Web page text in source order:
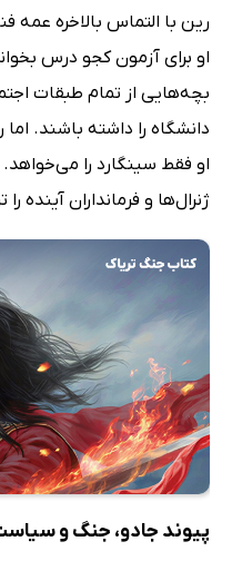
رین با التماس بالاخره عمه
او برای آزمون کجو درس
بچه‌هایی از تمام طبقات
دانشگاه را داشته باشند.
او فقط سینگارد را
ژنرال‌ها و فرمانداران آینده
پیوند جادو، جنگ و